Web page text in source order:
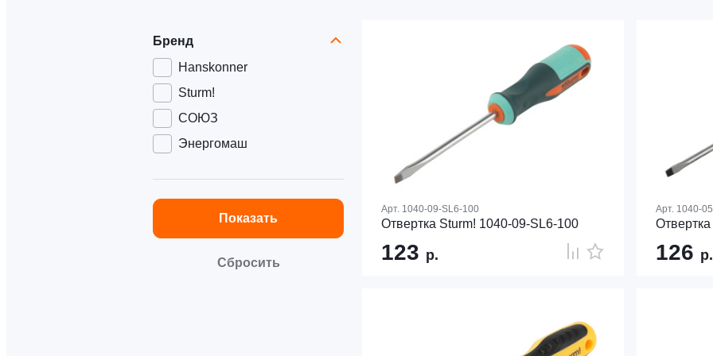
Бренд
Hanskonner
Sturm!
СОЮЗ
Энергомаш
Показать
Сбросить
Арт. 1040-09-SL6-100
Отвертка Sturm! 1040-09-SL6-100
123 р.
Арт. 1040-
126 р.